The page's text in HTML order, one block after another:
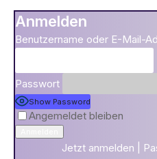
Anmelden
Benutzername oder E-Mail-
Passwort
Show Password
Angemeldet bleiben
Jetzt anmelden